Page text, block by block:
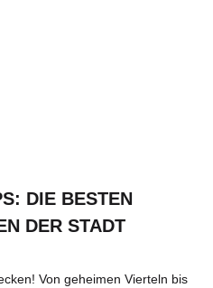
DIE BESTEN
DER STADT
Von geheimen Vierteln bis